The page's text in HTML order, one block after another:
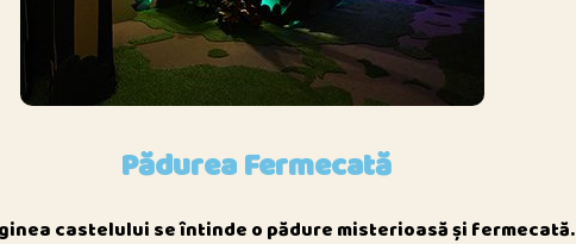
Pădurea Fermecată
castelului se întinde o pădure misterioasă și fermecată.